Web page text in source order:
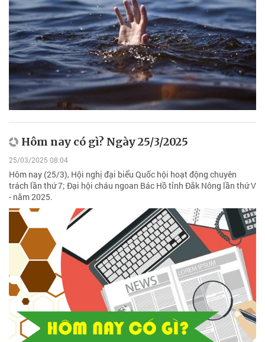
Hôm nay có gì? Ngày 25/3/2025
25/03/2025 08:04
Hôm nay (25/3), Hội nghị đại biểu Quốc hội hoạt động chuyên
trách lần thứ 7; Đại hội cháu ngoan Bác Hồ tỉnh Đắk Nông lần thứ V
- năm 2025.